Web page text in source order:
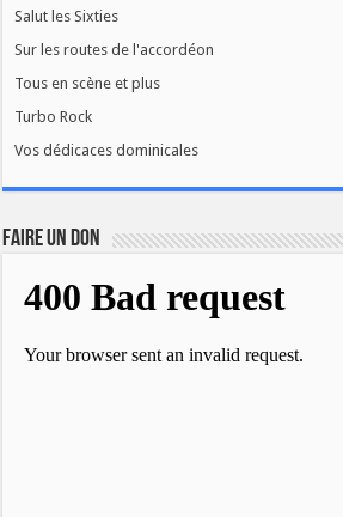
Salut les Sixties
Sur les routes de l'accordéon
Tous en scène et plus
Turbo Rock
Vos dédicaces dominicales
FAIRE UN DON